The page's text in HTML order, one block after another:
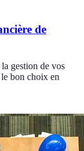
de
gestion de vos
bon choix en